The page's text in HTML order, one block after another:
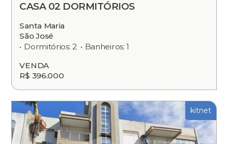
CASA 02 DORMITÓRIOS
Santa Maria
São José
Dormitórios: 2
Banheiros: 1
VENDA
R$ 396.000
kitnet